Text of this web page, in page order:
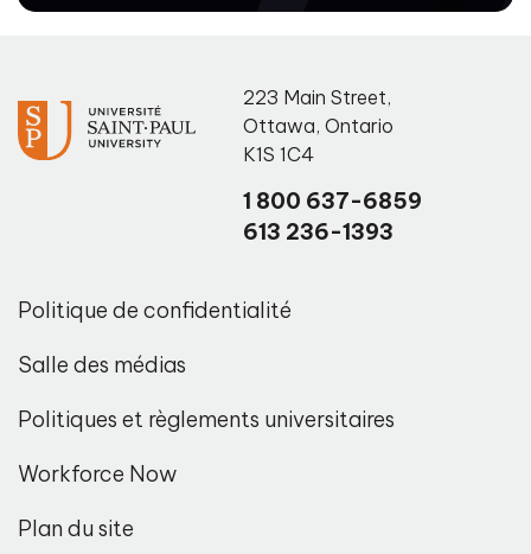
223 Main Street,
Ottawa, Ontario
K1S 1C4
1 800 637-6859
613 236-1393
Politique de confidentialité
Salle des médias
Politiques et règlements universitaires
Workforce Now
Plan du site